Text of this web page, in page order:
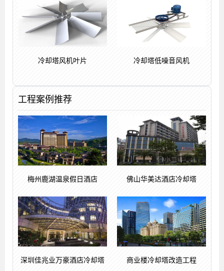
冷却塔风机叶片 冷却塔低噪音风机
工程案例推荐
梅州鹿湖温泉假日酒店 佛山华美达酒店冷却塔
深圳佳兆业万豪酒店冷却塔 商业楼冷却塔改造工程